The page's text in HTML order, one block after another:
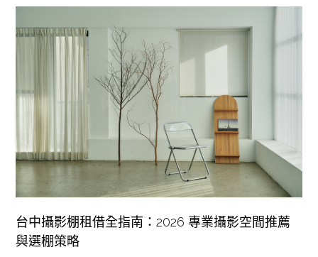
台中攝影棚租借全指南：2026 專業攝影空間推薦
與選棚策略